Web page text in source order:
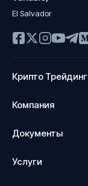
El Salvador
Крипто Трейдинг
Компания
Документы
Услуги